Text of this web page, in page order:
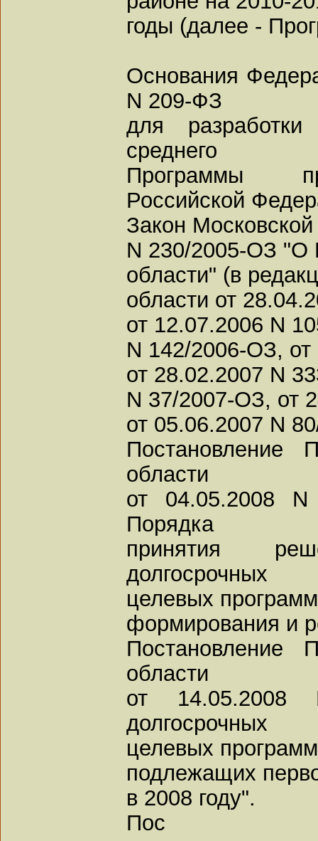
годы (далее -
Основания
N 209-ФЗ
для
среднего
Программы
Российской
Закон
N 230/2005-ОЗ "О
области" (в
области от
от 12.07.2006 N
N 142/2006-ОЗ,
от 28.02.2007 N
N 37/2007-ОЗ, от
от 05.06.2007 N
Постановление
области
от 04.05.2008
Порядка
принятия
долгосрочных
целевых
формирования и
Постановление
области
от
долгосрочных
целевых
подлежащих
в 2008 году".
Пос